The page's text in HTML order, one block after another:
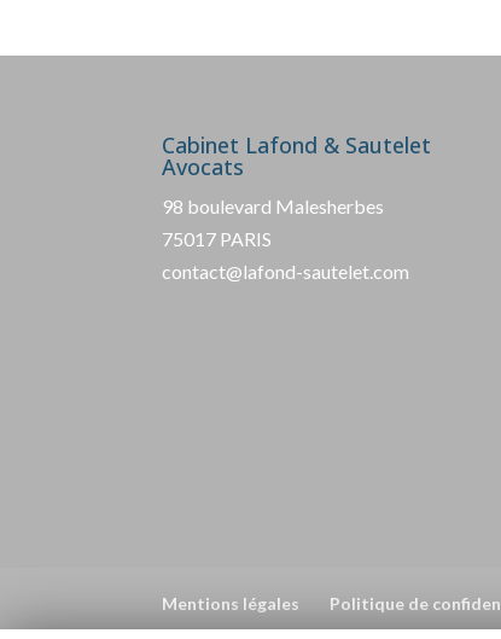
Cabinet Lafond & Sautelet
Avocats
98 boulevard Malesherbes
75017 PARIS
contact@lafond-sautelet.com
Mentions légales Politique de